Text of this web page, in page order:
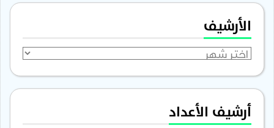
الأرشيف
الأرشيف
أرشيف الأعداد